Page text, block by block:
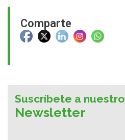
Comparte
Suscríbete a nuestro
Newsletter